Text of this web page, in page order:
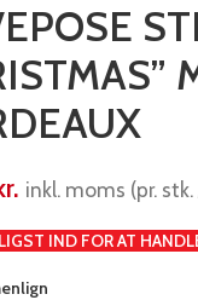
inkl. moms (pr.
IND FOR AT